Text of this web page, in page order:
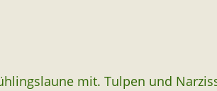
mit. Tulpen und